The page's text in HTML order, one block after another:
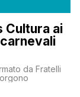
Cultura ai
da Fratelli